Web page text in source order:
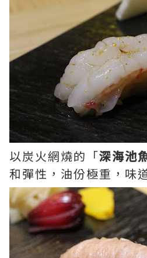
以炭火網燒的「深海池
和彈性，油份極重，味